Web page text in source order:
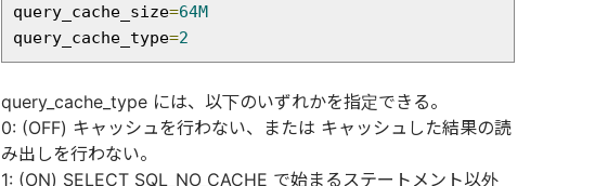
query_cache_size=64M
query_cache_type=2
query_cache_type には、以下のいずれかを指定できる。
0: (OFF) キャッシュを行わない、または キャッシュした結果の読
み出しを行わない。
1: (ON) SELECT SQL_NO_CACHE で始まるステートメント以外